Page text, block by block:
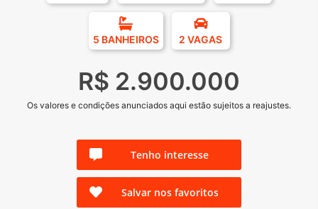
5 BANHEIROS 2 VAGAS
R$ 2.900.000
Os valores e condições anunciados aqui estão sujeitos a reajustes.
Tenho interesse
Salvar nos favoritos